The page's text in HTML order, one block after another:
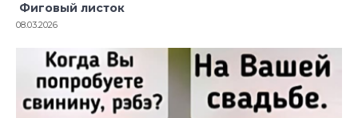
Фиговый листок
08.03.2026